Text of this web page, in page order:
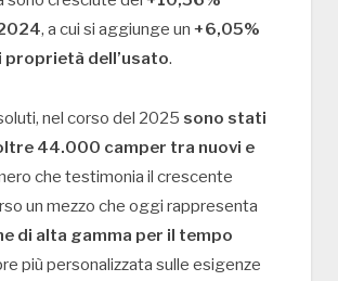
, a cui si aggiunge un +6,05%
proprietà dell’usato.
nel corso del 2025 sono stati
44.000 camper tra nuovi e
che testimonia il crescente
un mezzo che oggi rappresenta
di alta gamma per il tempo
più personalizzata sulle esigenze